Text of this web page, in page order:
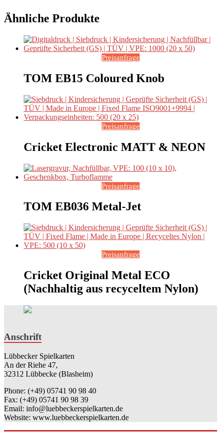
Ähnliche Produkte
Preisanfrage
TOM EB15 Coloured Knob
Preisanfrage
Cricket Electronic MATT & NEON
Preisanfrage
TOM EB036 Metal-Jet
Preisanfrage
Cricket Original Metal ECO
(Nachhaltig aus recyceltem Nylon)
Anschrift
Lübbecker Spielkarten
An der Riehe 47,
32312 Lübbecke (Blasheim)
Phone: (+49) 05741 90 98 40
Fax: (+49) 05741 90 98 39
Email: info@luebbeckerspielkarten.de
Website: www.luebbeckerspielkarten.de